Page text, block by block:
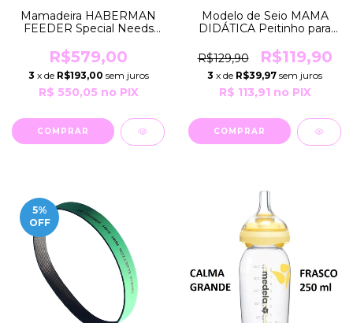
Mamadeira HABERMAN
FEEDER Special Needs
Todos os Bebês Medela
R$579,00
3 x de R$193,00 sem juros
R$ 550,05 no PIX
Modelo de Seio MAMA
DIDÁTICA Peitinho para
Medela
R$129,90 R$119,90
3 x de R$39,97 sem juros
R$ 113,91 no PIX
5%
OFF